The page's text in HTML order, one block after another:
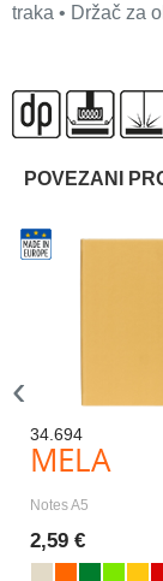
traka • Držač za
POVEZANI
34.694
MELA
Notes A5
2,59 €
‹